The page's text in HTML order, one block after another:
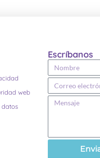
web
datos
Escríbanos